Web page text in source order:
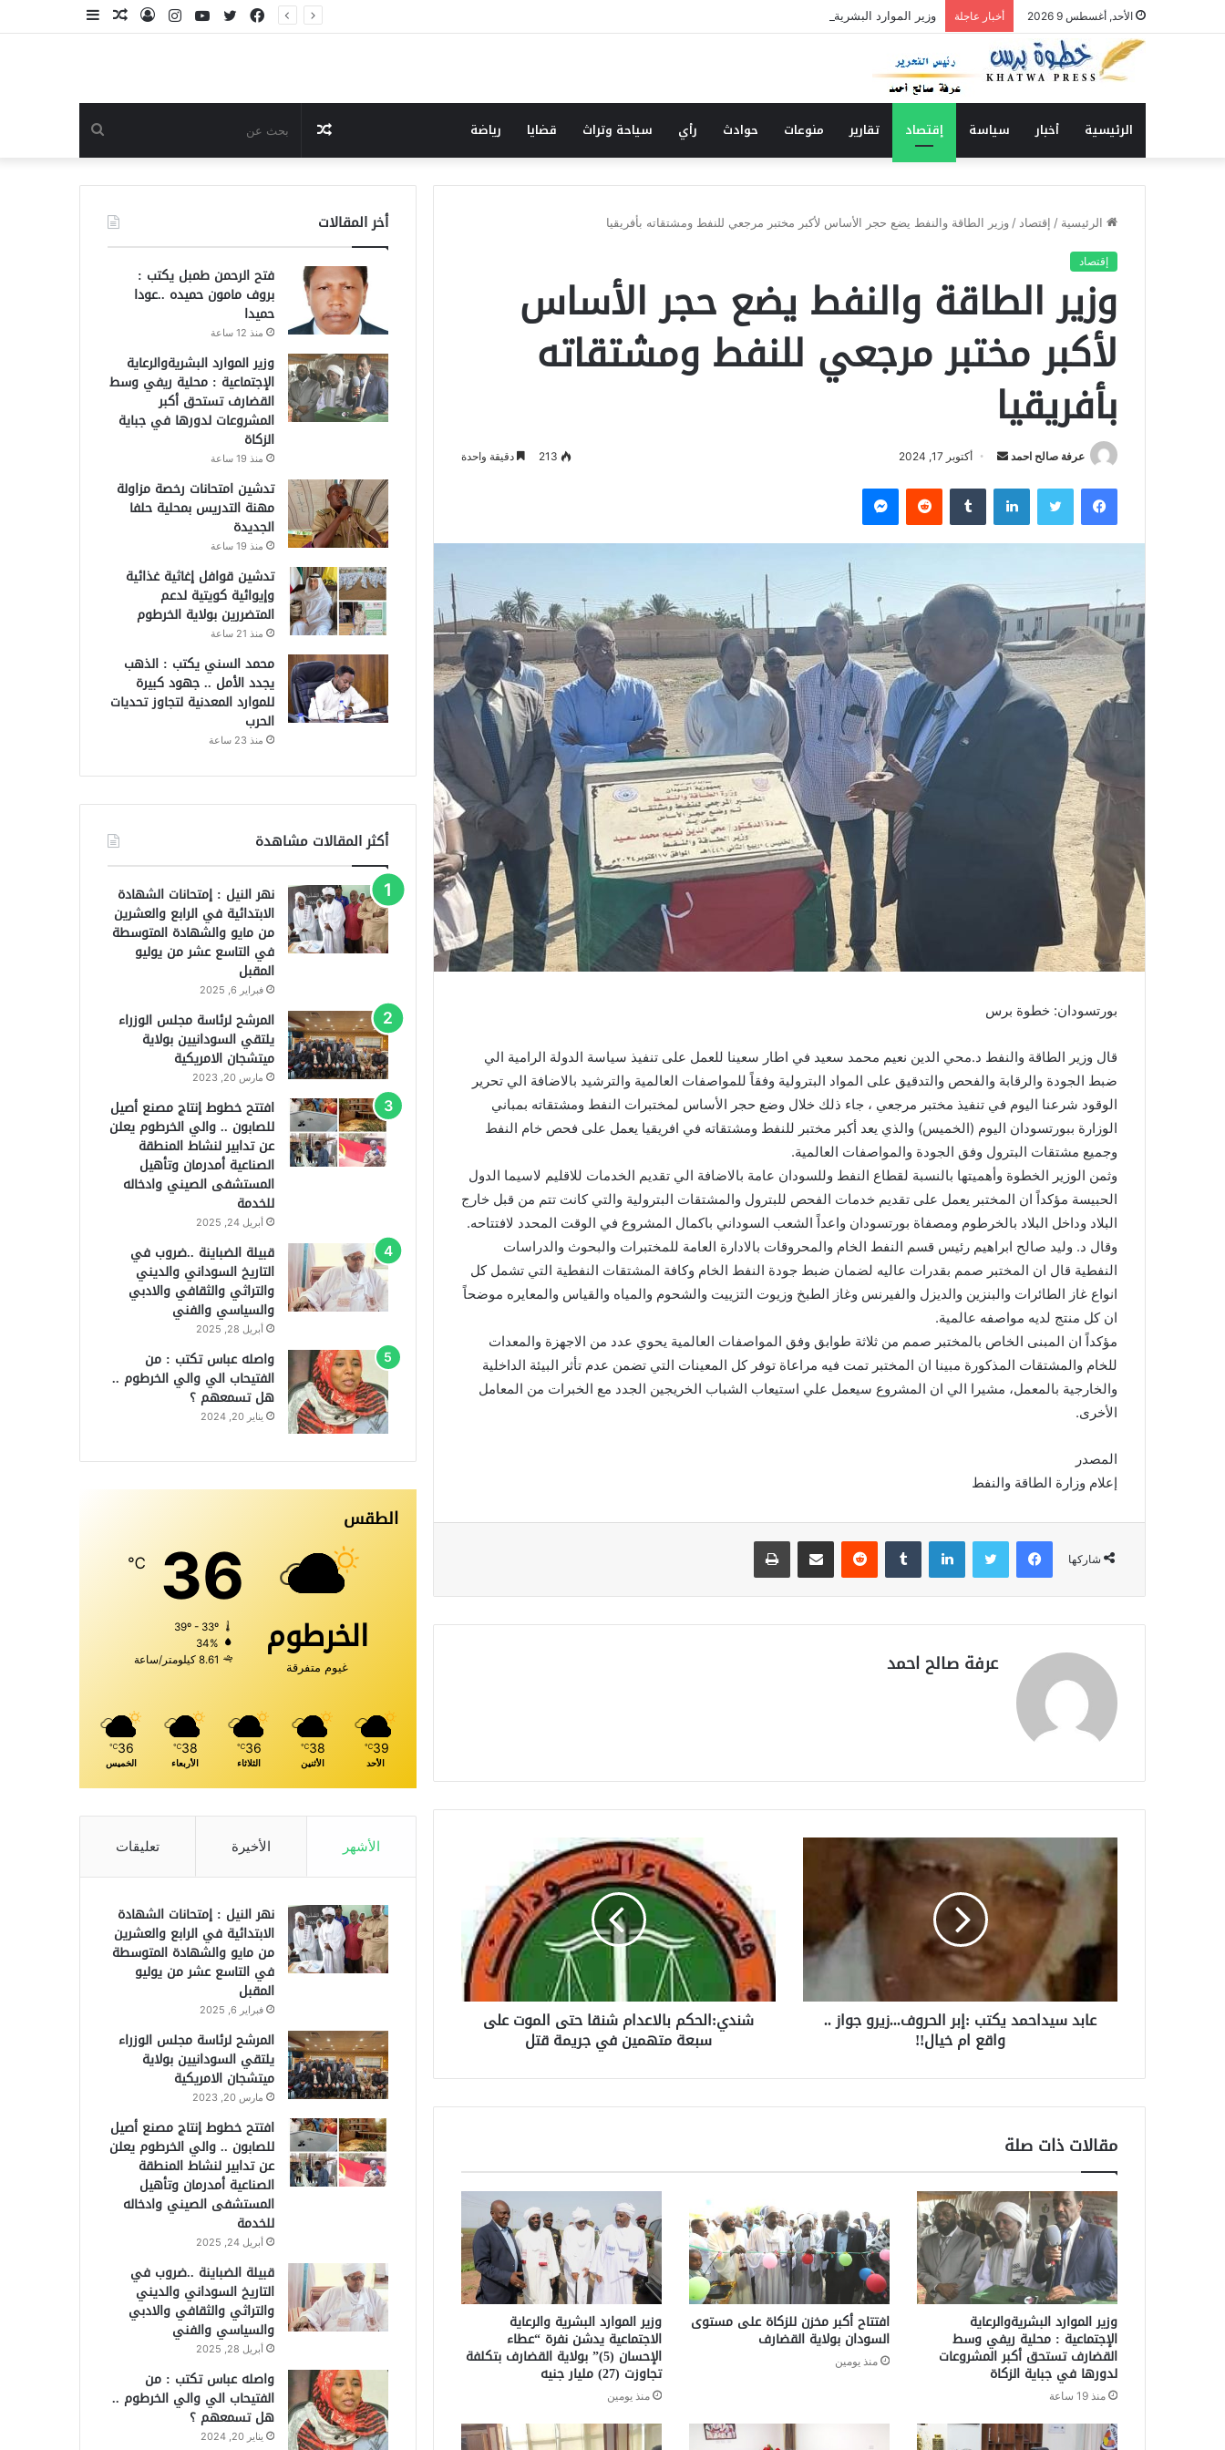
الأحد, أغسطس 9 2026 أخبار عاجلة وزير الموارد البشريةوالرعاية الإجتماعية : محلية ريفي وسط القضارف تستحق أكبر المشروعات لدورها في جباية الزكاة
مقال تسجيل
انستقرام يوتيوب تويتر
فيسبوك
الرئيسية أخبار سياسة إقتصاد تقارير منوعات حوادث رأي سياحة وتراث قضايا رياضة
عن
مقال
عشوائي
الرئيسية / إقتصاد / وزير الطاقة والنفط يضع حجر الأساس لأكبر مختبر مرجعي للنفط ومشتقاته بأفريقيا
إقتصاد
وزير الطاقة والنفط يضع حجر الأساس
لأكبر مختبر مرجعي للنفط ومشتقاته
بأفريقيا
عرفة صالح احمد
ل
ب
د
إ
ل
أكتوبر 17, 2024 213 دقيقة واحدة
فيسبوك لينكدإن
بورتسودان: خطوة برس
قال وزير الطاقة والنفط د.محي الدين نعيم محمد سعيد في اطار سعينا للعمل على تنفيذ سياسة الدولة الرامية الي
ضبط الجودة والرقابة والفحص والتدقيق على المواد البترولية وفقاً للمواصفات العالمية والترشيد بالاضافة الي تحرير
الوقود شرعنا اليوم في تنفيذ مختبر مرجعي ، جاء ذلك خلال وضع حجر الأساس لمختبرات النفط ومشتقاته بمباني
الوزارة ببورتسودان اليوم (الخميس) والذي يعد أكبر مختبر للنفط ومشتقاته في افريقيا يعمل على فحص خام النفط
وجميع مشتقات البترول وفق الجودة والمواصفات العالمية.
وثمن الوزير الخطوة وأهميتها بالنسبة لقطاع النفط وللسودان عامة بالاضافة الي تقديم الخدمات للاقليم لاسيما الدول
الحبيسة مؤكداً ان المختبر يعمل على تقديم خدمات الفحص للبترول والمشتقات البترولية والتي كانت تتم من قبل خارج
البلاد وداخل البلاد بالخرطوم ومصفاة بورتسودان واعداً الشعب السوداني باكمال المشروع في الوقت المحدد لافتتاحه.
وقال د. وليد صالح ابراهيم رئيس قسم النفط الخام والمحروقات بالادارة العامة للمختبرات والبحوث والدراسات
النفطية قال ان المختبر صمم بقدرات عاليه لضمان ضبط جودة النفط الخام وكافة المشتقات النفطية التي تشمل كل
انواع غاز الطائرات والبنزين والديزل والفيرنس وغاز الطبخ وزيوت التزييت والشحوم والمياه والقياس والمعايره موضحاً
ان كل منتج لديه مواصفه عالمية.
مؤكداً ان المبنى الخاص بالمختبر صمم من ثلاثة طوابق وفق المواصفات العالمية يحوي عدد من الاجهزة والمعدات
للخام والمشتقات المذكورة مبينا ان المختبر تمت فيه مراعاة توفر كل المعينات التي تضمن عدم تأثر البيئة الداخلية
والخارجية بالمعمل، مشيرا الي ان المشروع سيعمل علي استيعاب الشباب الخريجين الجدد مع الخبرات من المعامل
الأخرى.
المصدر
إعلام وزارة الطاقة والنفط
شاركها
فيسبوك لينكدإن
عرفة صالح احمد
عابد سيداحمد يكتب :إبر الحروف...زيرو جواز ..
واقع ام خيال!!
شندي:الحكم بالاعدام شنقا حتى الموت على
سبعة متهمين في جريمة قتل
مقالات ذات صلة
وزير الموارد البشريةوالرعاية
الإجتماعية : محلية ريفي وسط
القضارف تستحق أكبر المشروعات
لدورها في جباية الزكاة
منذ 19 ساعة
افتتاح أكبر مخزن للزكاة على مستوى
السودان بولاية القضارف
منذ يومين
وزير الموارد البشرية والرعاية
الاجتماعية يدشن نفرة “عطاء
الإحسان (5)” بولاية القضارف بتكلفة
تجاوزت (27) مليار جنيه
منذ يومين
أخر المقالات
فتح الرحمن طمبل يكتب :
بروف مامون حميده ..عودا
حميدا
منذ 12 ساعة
وزير الموارد البشريةوالرعاية
الإجتماعية : محلية ريفي وسط
القضارف تستحق أكبر
المشروعات لدورها في جباية
الزكاة
منذ 19 ساعة
تدشين امتحانات رخصة مزاولة
مهنة التدريس بمحلية حلفا
الجديدة
منذ 19 ساعة
تدشين قوافل إغاثية غذائية
وإيوائية كويتية لدعم
المتضررين بولاية الخرطوم
منذ 21 ساعة
محمد السني يكتب : الذهب
يجدد الأمل .. جهود كبيرة
للموارد المعدنية لتجاوز تحديات
الحرب
منذ 23 ساعة
أكثر المقالات مشاهدة
نهر النيل : إمتحانات الشهادة
الابتدائية في الرابع والعشرين
من مايو والشهادة المتوسطة
في التاسع عشر من يوليو
المقبل
فبراير 6, 2025
المرشح لرئاسة مجلس الوزراء
يلتقي السودانيين بولاية
ميتشجان الامريكية
مارس 20, 2023
افتتح خطوط إنتاج مصنع أصيل
للصابون .. والي الخرطوم يعلن
عن تدابير لنشاط المنطقة
الصناعية أمدرمان وتأهيل
المستشفى الصيني وادخاله
للخدمة
أبريل 24, 2025
قبيلة الضباينة ..ضروب في
التاريخ السوداني والديني
والتراثي والثقافي والادبي
والسياسي والفني
أبريل 28, 2025
واصله عباس تكتب : من
الفتيحاب الي والي الخرطوم ..
هل تسمعهم ؟
يناير 20, 2024
الطقس
الخرطوم
غيوم متفرقة
36
℃
39º - 33º
34%
8.61 كيلومتر/ساعة
39
℃
الأحد
38
℃
الأثنين
36
℃
الثلاثاء
38
℃
الأربعاء
36
℃
الخميس
الأشهر الأخيرة تعليقات
نهر النيل : إمتحانات الشهادة
الابتدائية في الرابع والعشرين
من مايو والشهادة المتوسطة
في التاسع عشر من يوليو
المقبل
فبراير 6, 2025
المرشح لرئاسة مجلس الوزراء
يلتقي السودانيين بولاية
ميتشجان الامريكية
مارس 20, 2023
افتتح خطوط إنتاج مصنع أصيل
للصابون .. والي الخرطوم يعلن
عن تدابير لنشاط المنطقة
الصناعية أمدرمان وتأهيل
المستشفى الصيني وادخاله
للخدمة
أبريل 24, 2025
قبيلة الضباينة ..ضروب في
التاريخ السوداني والديني
والتراثي والثقافي والادبي
والسياسي والفني
أبريل 28, 2025
واصله عباس تكتب : من
الفتيحاب الي والي الخرطوم ..
هل تسمعهم ؟
يناير 20, 2024